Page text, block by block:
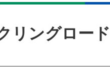
リングロー